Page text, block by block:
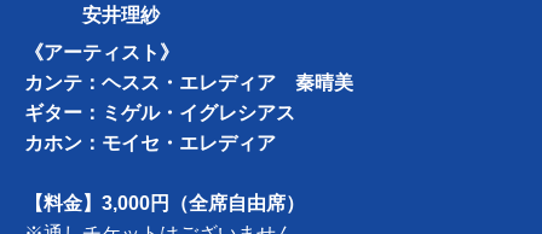
安井理紗
《アーティスト》
カンテ：ヘスス・エレディア 秦晴美
ギター：ミゲル・イグレシアス
カホン：モイセ・エレディア
【料金】3,000円（全席自由席）